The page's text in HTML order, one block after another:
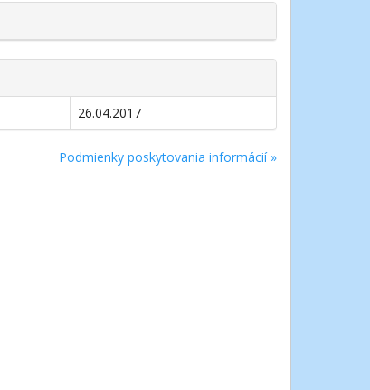
26.04.2017
Podmienky poskytovania informácií »